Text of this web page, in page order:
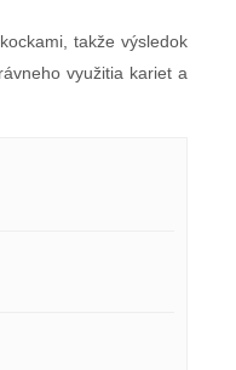
takže výsledok
využitia kariet a